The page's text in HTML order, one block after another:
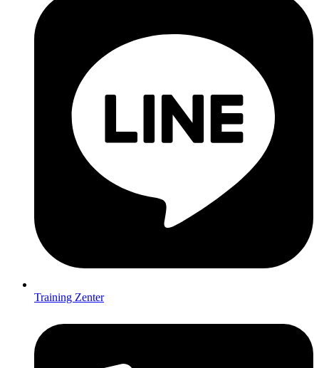
Training Zenter